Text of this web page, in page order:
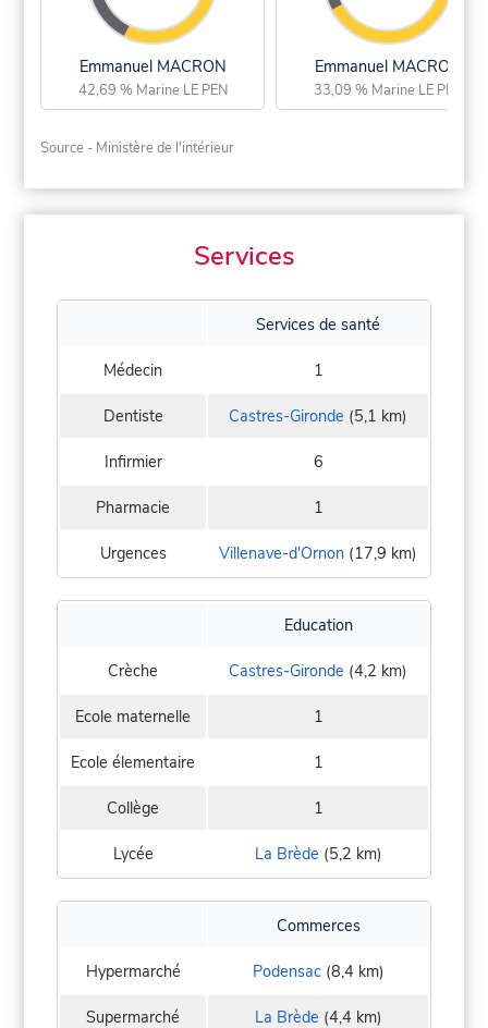
Emmanuel MACRON
42,69 % Marine LE PEN
Emmanuel MACRON
33,09 % Marine LE PEN
Source - Ministère de l'intérieur
Services
Services de santé
Médecin 1
Dentiste Castres-Gironde (5,1 km)
Infirmier 6
Pharmacie 1
Urgences Villenave-d'Ornon (17,9 km)
Education
Crèche Castres-Gironde (4,2 km)
Ecole maternelle 1
Ecole élementaire 1
Collège 1
Lycée La Brède (5,2 km)
Commerces
Hypermarché Podensac(8,4 km)
Supermarché La Brède (4,4 km)